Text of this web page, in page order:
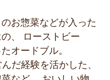
お惣菜などが入った
、
ローストビー
オードブル。
だ経験を活かした、